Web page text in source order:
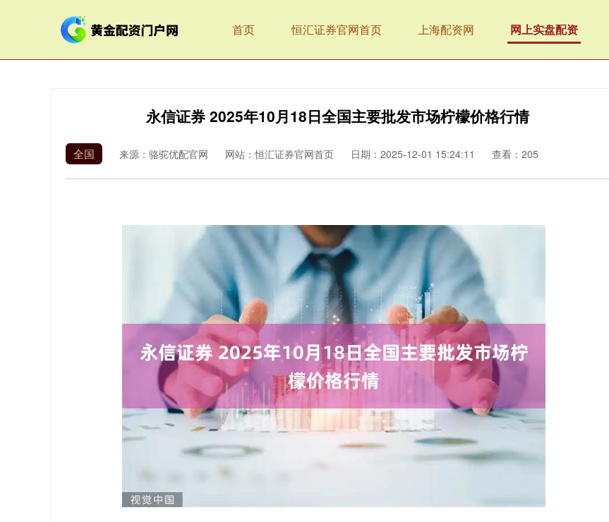
首页 恒汇证券官网首页 上海配资网 网上实盘配资
永信证券 2025年10月18日全国主要批发市场柠檬价格行情
全国 来源：骆驼优配官网 网站：恒汇证券官网首页 日期：2025-12-01 15:24:11 查看：205
深证成指